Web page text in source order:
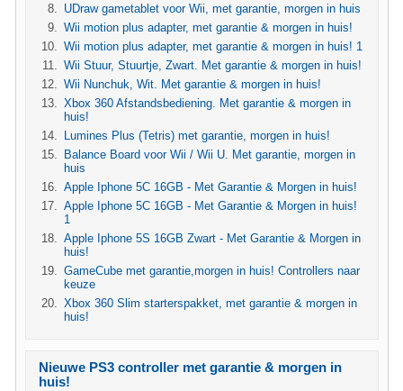
UDraw gametablet voor Wii, met garantie, morgen in huis
Wii motion plus adapter, met garantie & morgen in huis!
Wii motion plus adapter, met garantie & morgen in huis! 1
Wii Stuur, Stuurtje, Zwart. Met garantie & morgen in huis!
Wii Nunchuk, Wit. Met garantie & morgen in huis!
Xbox 360 Afstandsbediening. Met garantie & morgen in
huis!
Lumines Plus (Tetris) met garantie, morgen in huis!
Balance Board voor Wii / Wii U. Met garantie, morgen in
huis
Apple Iphone 5C 16GB - Met Garantie & Morgen in huis!
Apple Iphone 5C 16GB - Met Garantie & Morgen in huis!
1
Apple Iphone 5S 16GB Zwart - Met Garantie & Morgen in
huis!
GameCube met garantie,morgen in huis! Controllers naar
keuze
Xbox 360 Slim starterspakket, met garantie & morgen in
huis!
Nieuwe PS3 controller met garantie & morgen in
huis!